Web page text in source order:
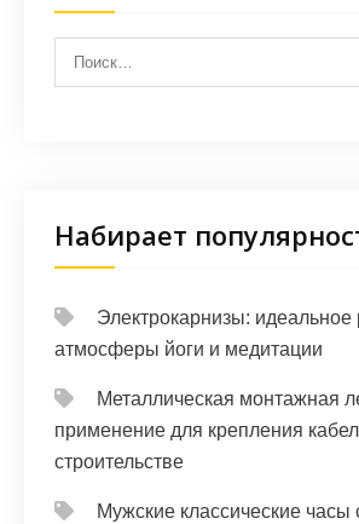
Набирает
Электрокарнизы:
атмосферы йоги и медитации
Металлическая монтажная
применение для крепления
строительстве
Мужские классические часы